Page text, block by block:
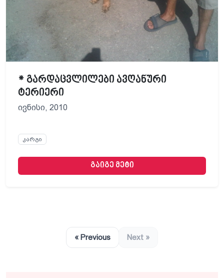
* გარდაცვლილები ავღანური
ტერიერი
ივნისი, 2010
კარგი
გაიგე მეტი
« Previous Next »